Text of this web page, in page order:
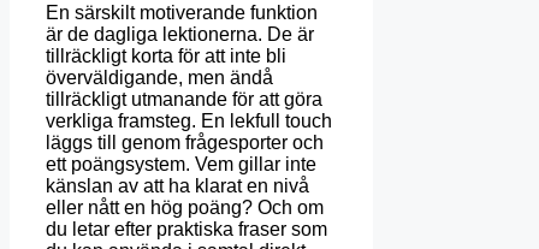
En särskilt motiverande funktion
är de dagliga lektionerna. De är
tillräckligt korta för att inte bli
överväldigande, men ändå
tillräckligt utmanande för att göra
verkliga framsteg. En lekfull touch
läggs till genom frågesporter och
ett poängsystem. Vem gillar inte
känslan av att ha klarat en nivå
eller nått en hög poäng? Och om
du letar efter praktiska fraser som